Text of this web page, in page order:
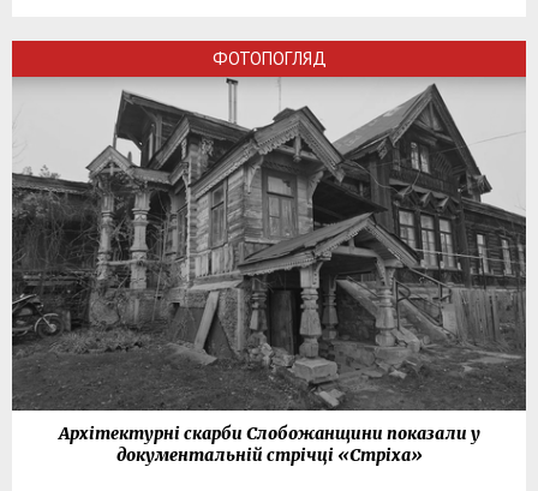
ФОТОПОГЛЯД
Архітектурні скарби Слобожанщини показали у
документальній стрічці «Стріха»